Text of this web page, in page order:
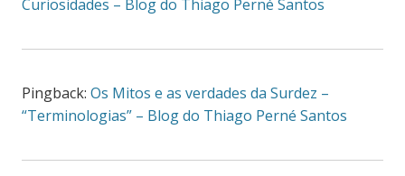
Curiosidades – Blog do Thiago Perné Santos
Pingback: Os Mitos e as verdades da Surdez –
“Terminologias” – Blog do Thiago Perné Santos